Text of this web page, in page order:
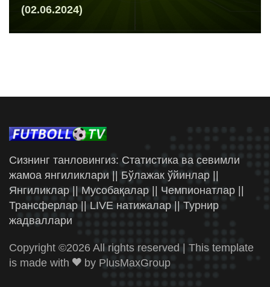
(02.06.2024)
Сизнинг танловингиз: Статистика ва севимли
жамоа янгиликлари || Бўлажак ўйинлар ||
Янгиликлар || Мусобақалар || Чемпионатлар ||
Трансферлар || LIVE натижалар || Турнир
жадваллари
Copyright ©2026 All rights reserved | This template
is made with
by PlusMaxGroup